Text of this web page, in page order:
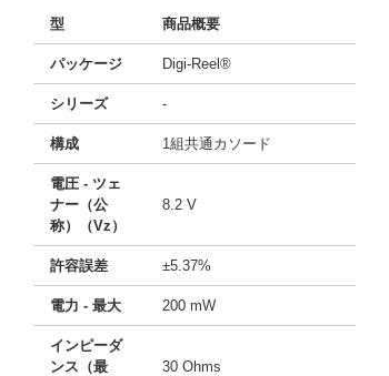
型 商品概要
パッケージ Digi-Reel®
シリーズ -
構成 1組共通カソード
電圧 - ツェ
ナー（公
称）（Vz）
8.2 V
許容誤差 ±5.37%
電力 - 最大 200 mW
インピーダ
ンス（最
30 Ohms